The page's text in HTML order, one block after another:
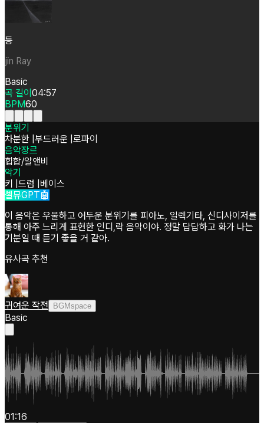
등
jin Ray
Basic
곡 길이 04:57
BPM60
분위기
차분한 부드러운 로파이
음악장르
힙합/알앤비
악기
키 드럼
베이스
셀뮤GPT🤖
이 음악은 우울하고 어두운 분위기를 피아노, 일렉기타, 신디사이저를
통해 아주 느리게 표현한 인디,락 음악이야. 정말 답답하고 화가 나는
기분일 때 듣기 좋을 거 같아.
유사곡 추천
귀여운 작전 BGMspace
Basic
01:16